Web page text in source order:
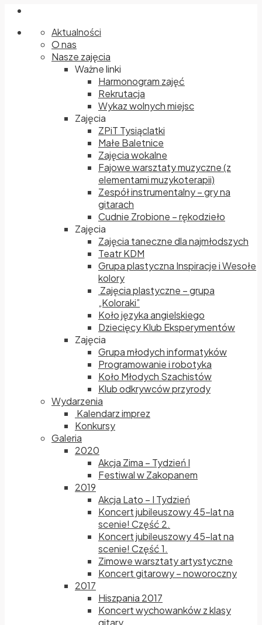
Aktualności
O nas
Nasze zajęcia
Ważne linki
Harmonogram zajęć
Rekrutacja
Wykaz wolnych miejsc
Zajęcia
ZPiT Tysiąclatki
Małe Baletnice
Zajęcia wokalne
Fajowe warsztaty muzyczne (z
elementami muzykoterapii)
Zespół instrumentalny – gry na
gitarach
Cudnie Zrobione – rękodzieło
Zajęcia
Zajęcia taneczne dla najmłodszych
Teatr KDM
Grupa plastyczna Inspiracje i Wesołe
kolory
Zajęcia plastyczne – grupa
„Koloraki”
Koło języka angielskiego
Dziecięcy Klub Eksperymentów
Zajęcia
Grupa młodych informatyków
Programowanie i robotyka
Koło Młodych Szachistów
Klub odkrywców przyrody
Wydarzenia
Kalendarz imprez
Konkursy
Galeria
2020
Akcja Zima – Tydzień I
Festiwal w Zakopanem
2019
Akcja Lato – I Tydzień
Koncert jubileuszowy 45-lat na
scenie! Część 2.
Koncert jubileuszowy 45-lat na
scenie! Część 1.
Zimowe warsztaty artystyczne
Koncert gitarowy – noworoczny
2017
Hiszpania 2017
Koncert wychowanków z klasy
gitary